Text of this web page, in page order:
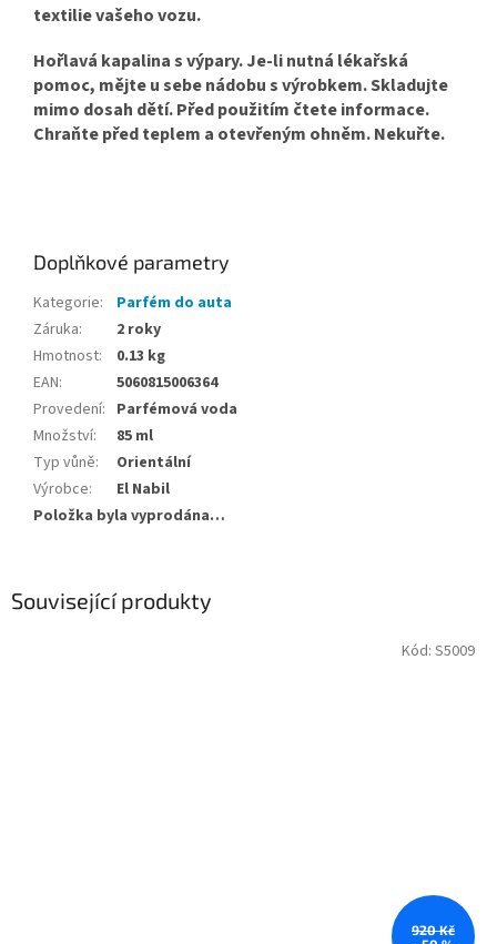
Související produkty
920 Kč
Kód: S5009
textilie vašeho vozu.
Hořlavá kapalina s výpary. Je-li nutná lékařská
pomoc, mějte u sebe nádobu s výrobkem. Skladujte
mimo dosah dětí. Před použitím čtete informace.
Chraňte před teplem a otevřeným ohněm. Nekuřte.
Doplňkové parametry
Kategorie:
Parfém do auta
Záruka:
2 roky
Hmotnost:
0.13 kg
EAN:
5060815006364
Provedení: Parfémová voda
Množství:
85 ml
Typ vůně:
Orientální
Výrobce:
El Nabil
Položka byla vyprodána…